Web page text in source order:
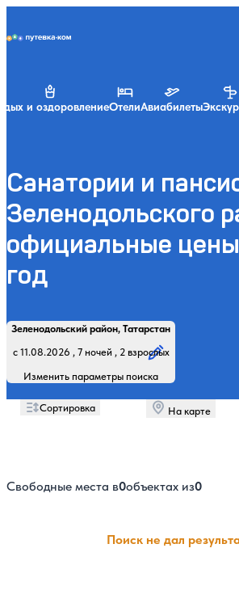
и оздоровлениеОтелиАвиабилеты
Санатории и
Зеленодольского
официальные
год
Зеленодольский район, Татарстан
с 11.08.2026 , 7 ночей , 2 взрослых
Изменить параметры поиска
Регион, курорт или название
Профиль лечения:
Отдыхающие:
Дата заезда:
Кол-во ночей:
Найти
Сортировка На карте
Свободные места в0объектах из0
Поиск не дал